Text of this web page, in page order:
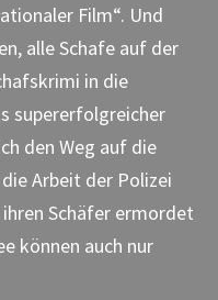
Film“. Und
alle Schafe auf der
in die
supererfolgreicher
den Weg auf die
Arbeit der Polizei
Schäfer ermordet
können auch nur